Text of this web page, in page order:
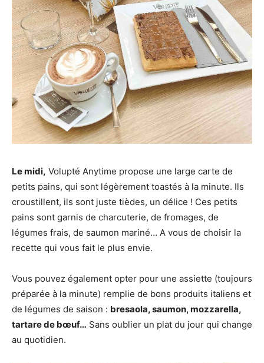
Le midi, Volupté Anytime propose une large carte de
petits pains, qui sont légèrement toastés à la minute. Ils
croustillent, ils sont juste tièdes, un délice ! Ces petits
pains sont garnis de charcuterie, de fromages, de
légumes frais, de saumon mariné… A vous de choisir la
recette qui vous fait le plus envie.
Vous pouvez également opter pour une assiette (toujours
préparée à la minute) remplie de bons produits italiens et
de légumes de saison : bresaola, saumon, mozzarella,
tartare de bœuf… Sans oublier un plat du jour qui change
au quotidien.